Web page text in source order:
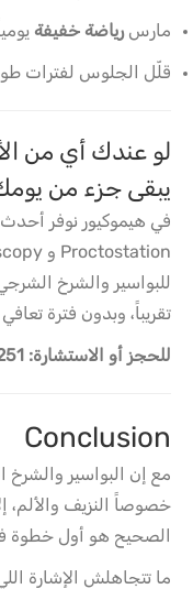
مارسرياضة خفيفة
قلّل الجلوس لفترات
لو عندك أي من
يبقى جزء من
في هيموكيور نوفر
للبواسير والشرخ
تقريباً، وبدون فترة
للحجز أو الاستشارة: 15251
Conclusion
مع إن البواسير
خصوصاً النزيف والألم،
الصحيح هو أول خطوة
ما تتجاهلش الإشارة